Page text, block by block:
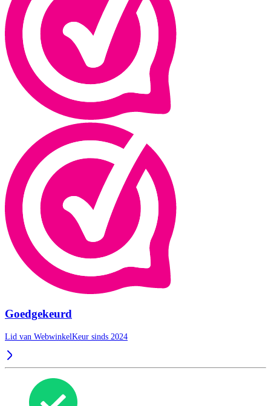
Goedgekeurd
Lid van WebwinkelKeur sinds 2024